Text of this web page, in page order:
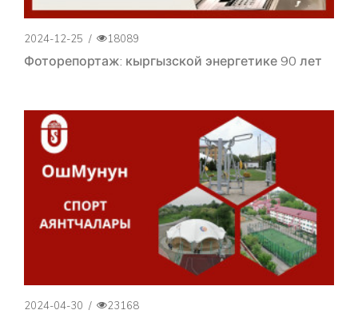
2024-12-25 / 18089
Фоторепортаж: кыргызской энергетике 90 лет
2024-04-30 / 23168